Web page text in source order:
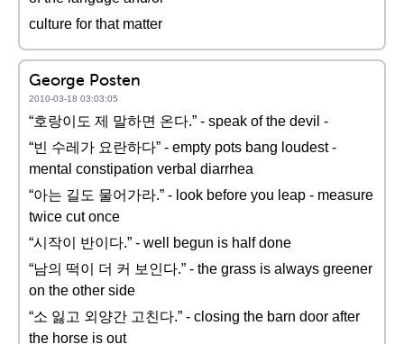
culture for that matter
George Posten
2010-03-18 03:03:05
“호랑이도 제 말하면 온다.” - speak of the devil -
“빈 수레가 요란하다” - empty pots bang loudest -
mental constipation verbal diarrhea
“아는 길도 물어가라.” - look before you leap - measure
twice cut once
“시작이 반이다.” - well begun is half done
“남의 떡이 더 커 보인다.” - the grass is always greener
on the other side
“소 잃고 외양간 고친다.” - closing the barn door after
the horse is out